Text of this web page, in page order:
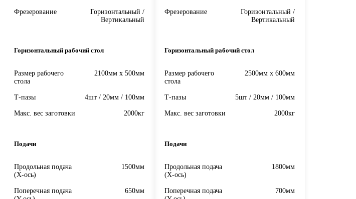
Фрезерование
Горизонтальный /
Вертикальный
Горизонтальный рабочий стол
Размер рабочего
стола
2100мм x 500мм
Т-пазы 4шт / 20мм / 100мм
Макс. вес заготовки 2000кг
Подачи
Продольная подача
(X-ось)
1500мм
Поперечная подача
650мм
Фрезерование
Горизонтальный /
Вертикальный
Горизонтальный рабочий стол
Размер рабочего
стола
2500мм x 600мм
Т-пазы 5шт / 20мм / 100мм
Макс. вес заготовки 2000кг
Подачи
Продольная подача
(X-ось)
1800мм
Поперечная подача
700мм